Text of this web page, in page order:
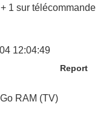
1 sur télécommande
12:04:49
Report
RAM (TV)